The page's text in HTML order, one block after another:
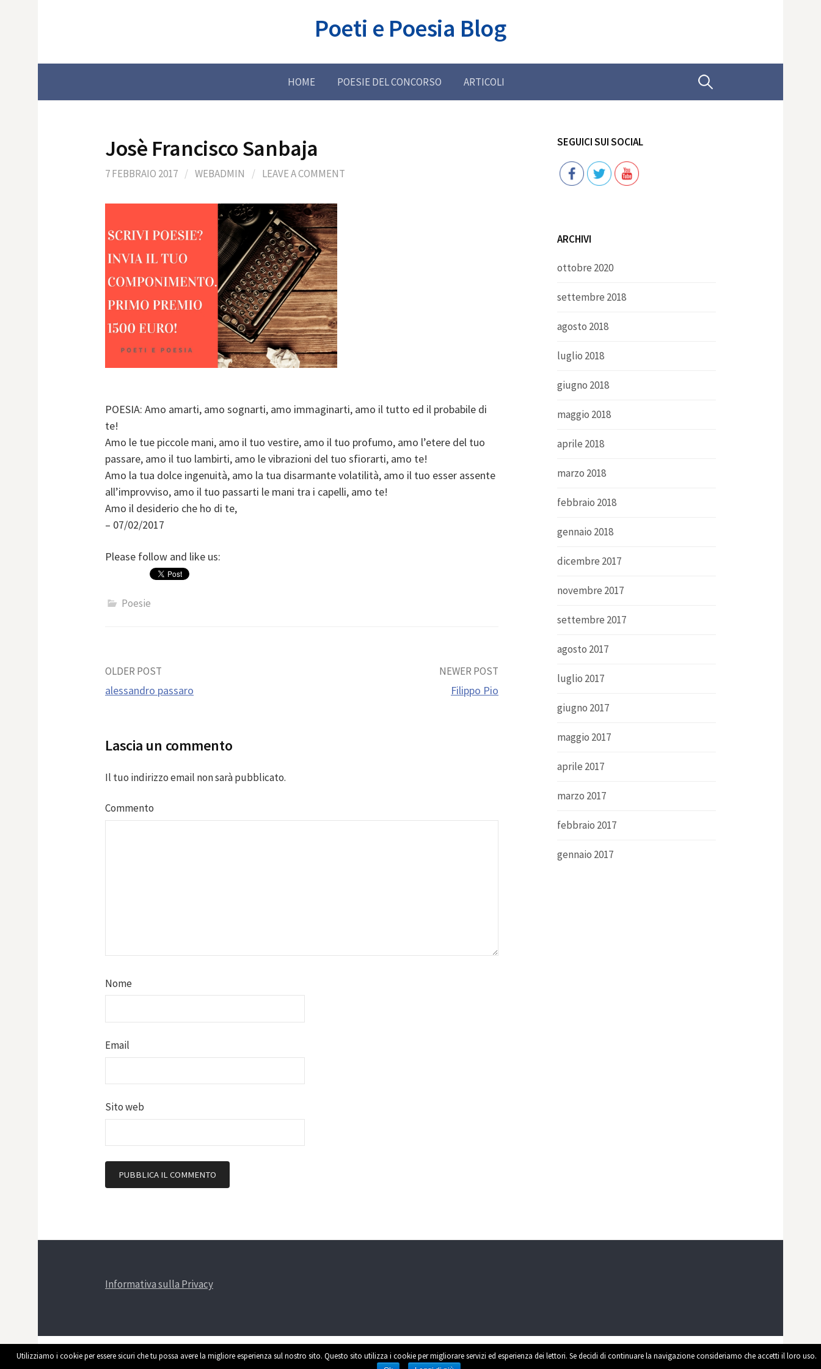
Poeti e Poesia Blog
HOME POESIE DEL CONCORSO ARTICOLI Ricerca
Josè Francisco Sanbaja
7 FEBBRAIO 2017 / WEBADMIN / LEAVE A COMMENT
POESIA: Amo amarti, amo sognarti, amo immaginarti, amo il tutto ed il probabile di
te!
Amo le tue piccole mani, amo il tuo vestire, amo il tuo profumo, amo l’etere del tuo
passare, amo il tuo lambirti, amo le vibrazioni del tuo sfiorarti, amo te!
Amo la tua dolce ingenuità, amo la tua disarmante volatilità, amo il tuo esser assente
all’improvviso, amo il tuo passarti le mani tra i capelli, amo te!
Amo il desiderio che ho di te,
– 07/02/2017
Please follow and like us:
Poesie
Post
OLDER POST
alessandro passaro
NEWER POST
Filippo Pio
Lascia un commento
Il tuo indirizzo email non sarà pubblicato.
Commento
Nome
Email
Sito web
SEGUICI SUI SOCIAL
Follow
ARCHIVI
ottobre 2020
settembre 2018
agosto 2018
luglio 2018
giugno 2018
maggio 2018
aprile 2018
marzo 2018
febbraio 2018
gennaio 2018
dicembre 2017
novembre 2017
settembre 2017
agosto 2017
luglio 2017
giugno 2017
maggio 2017
aprile 2017
marzo 2017
febbraio 2017
gennaio 2017
Informativa sulla Privacy
Powered by WordPress | Theme byThemehaus
Utilizziamo i cookie per essere sicuri che tu possa avere la migliore esperienza sul nostro sito. Questo sito utilizza i cookie per migliorare servizi ed esperienza dei lettori. Se decidi di continuare la navigazione consideriamo che accetti il loro uso.